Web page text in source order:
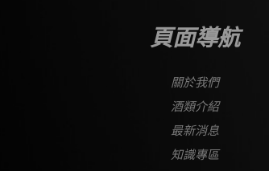
頁面導航
關於我們
酒類介紹
最新消息
知識專區